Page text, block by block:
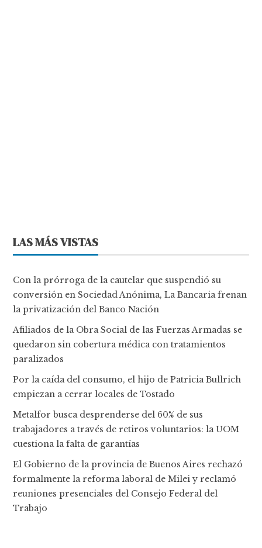
LAS MÁS VISTAS
Con la prórroga de la cautelar que suspendió su
conversión en Sociedad Anónima, La Bancaria frenan
la privatización del Banco Nación
Afiliados de la Obra Social de las Fuerzas Armadas se
quedaron sin cobertura médica con tratamientos
paralizados
Por la caída del consumo, el hijo de Patricia Bullrich
empiezan a cerrar locales de Tostado
Metalfor busca desprenderse del 60% de sus
trabajadores a través de retiros voluntarios: la UOM
cuestiona la falta de garantías
El Gobierno de la provincia de Buenos Aires rechazó
formalmente la reforma laboral de Milei y reclamó
reuniones presenciales del Consejo Federal del
Trabajo